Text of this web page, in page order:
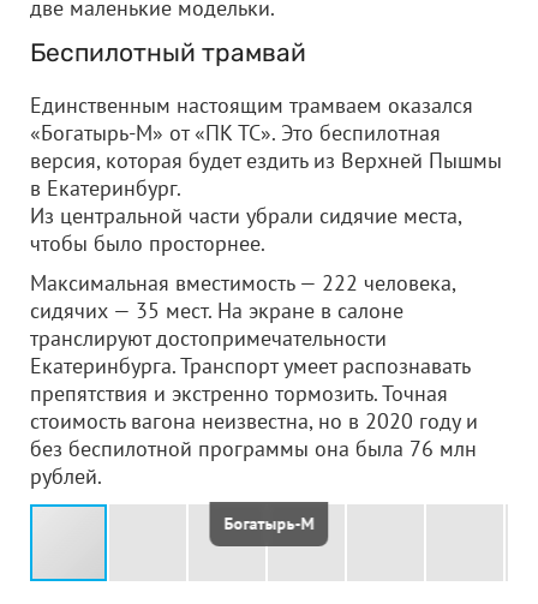
две маленькие модельки.
Беспилотный трамвай
Единственным настоящим трамваем оказался
«Богатырь-М» от «ПК ТС». Это беспилотная
версия, которая будет ездить из Верхней Пышмы
в Екатеринбург.
Из центральной части убрали сидячие места,
чтобы было просторнее.
Максимальная вместимость — 222 человека,
сидячих — 35 мест. На экране в салоне
транслируют достопримечательности
Екатеринбурга. Транспорт умеет распознавать
препятствия и экстренно тормозить. Точная
стоимость вагона неизвестна, но в 2020 году и
без беспилотной программы она была 76 млн
рублей.
Богатырь-М